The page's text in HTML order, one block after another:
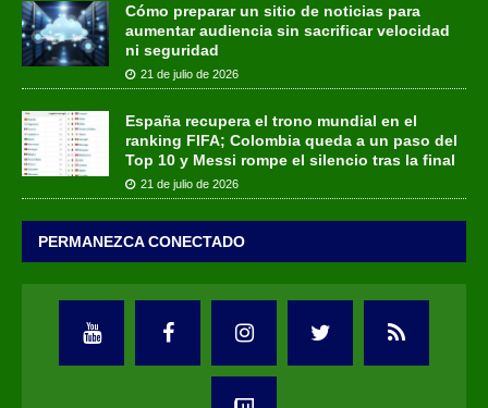
Cómo preparar un sitio de noticias para
aumentar audiencia sin sacrificar velocidad
ni seguridad
21 de julio de 2026
España recupera el trono mundial en el
ranking FIFA; Colombia queda a un paso del
Top 10 y Messi rompe el silencio tras la final
21 de julio de 2026
PERMANEZCA CONECTADO